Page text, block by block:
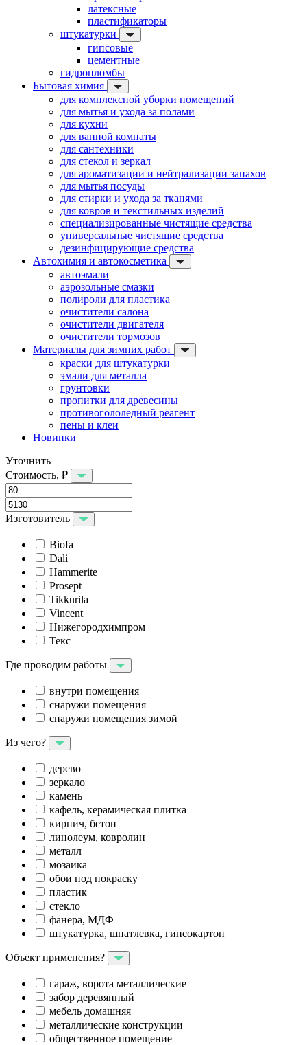
латексные
пластификаторы
штукатурки
гипсовые
цементные
гидропломбы
Бытовая химия
для комплексной уборки помещений
для мытья и ухода за полами
для кухни
для ванной комнаты
для сантехники
для стекол и зеркал
для ароматизации и нейтрализации запахов
для мытья посуды
для стирки и ухода за тканями
для ковров и текстильных изделий
специализированные чистящие средства
универсальные чистящие средства
дезинфицирующие средства
Автохимия и автокосметика
автоэмали
аэрозольные смазки
полироли для пластика
очистители салона
очистители двигателя
очистители тормозов
Материалы для зимних работ
краски для штукатурки
эмали для металла
грунтовки
пропитки для древесины
противогололедный реагент
пены и клеи
Новинки
Уточнить
Стоимость, ₽
Изготовитель
Biofa
Dali
Hammerite
Prosept
Tikkurila
Vincent
Нижегородхимпром
Текс
Где проводим работы
внутри помещения
снаружи помещения
снаружи помещения зимой
Из чего?
дерево
зеркало
камень
кафель, керамическая плитка
кирпич, бетон
линолеум, ковролин
металл
мозаика
обои под покраску
пластик
стекло
фанера, МДФ
штукатурка, шпатлевка, гипсокартон
Объект применения?
гараж, ворота металлические
забор деревянный
мебель домашняя
металлические конструкции
общественное помещение